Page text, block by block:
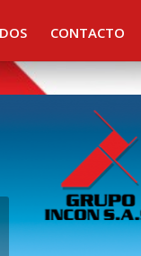
CONTACTO